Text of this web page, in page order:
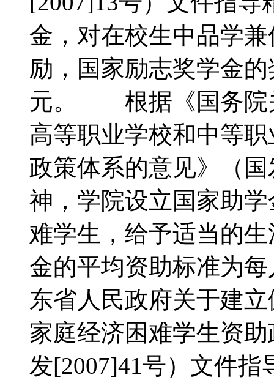
金，对在校生中品学
励，国家励志奖学金
元。 根据《国务院
高等职业学校和中等
政策体系的意见》（
神，学院设立国家助
难学生，给予适当的
金的平均资助标准为
东省人民政府关于建
家庭经济困难学生资
发[2007]41号）文件